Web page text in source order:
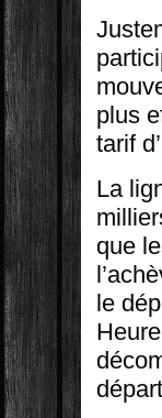
plus
tarif
La
que
le